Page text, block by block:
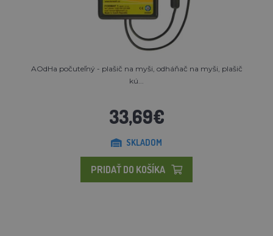
AOdHa počuteľný - plašič na myši, odháňač na myši, plašič
kú...
33,69€
SKLADOM
PRIDAŤ DO KOŠÍKA